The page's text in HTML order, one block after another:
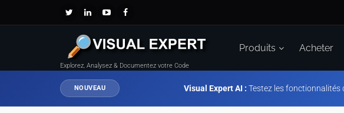
Explorez, Analysez & Documentez votre Code
Produits Acheter
NOUVEAU Visual Expert AI : Testez les fonctionnalités